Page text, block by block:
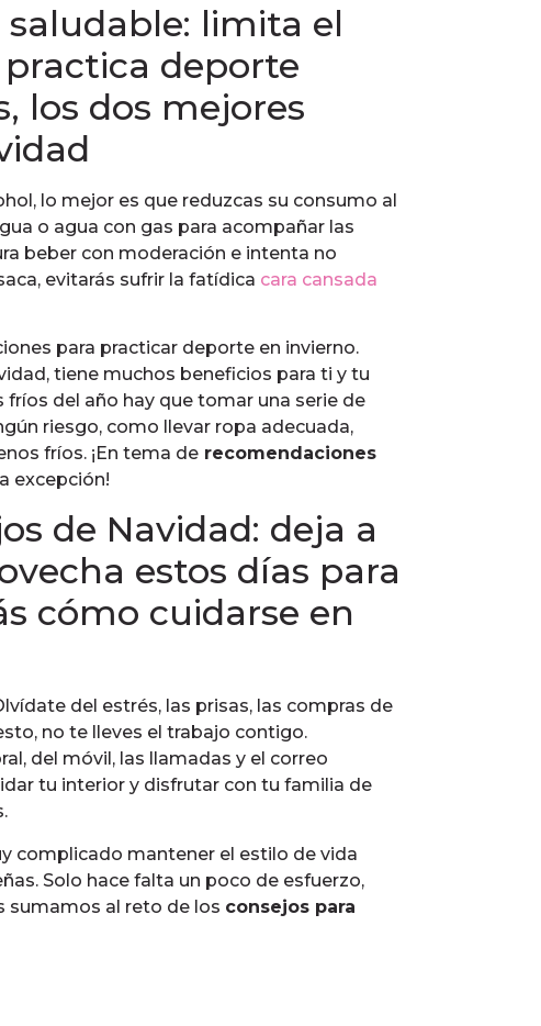
limita el
deporte
los dos mejores
lo mejor es que reduzcas su consumo al
o agua con gas para acompañar las
beber con moderación e intenta no
evitarás sufrir la fatídica cara cansada
para practicar deporte en invierno.
tiene muchos beneficios para ti y tu
fríos del año hay que tomar una serie de
riesgo, como llevar ropa adecuada,
fríos. ¡En tema de recomendaciones
excepción!
de Navidad: deja a
estos días para
cómo cuidarse en
del estrés, las prisas, las compras de
no te lleves el trabajo contigo.
del móvil, las llamadas y el correo
tu interior y disfrutar con tu familia de
complicado mantener el estilo de vida
Solo hace falta un poco de esfuerzo,
sumamos al reto de los consejos para